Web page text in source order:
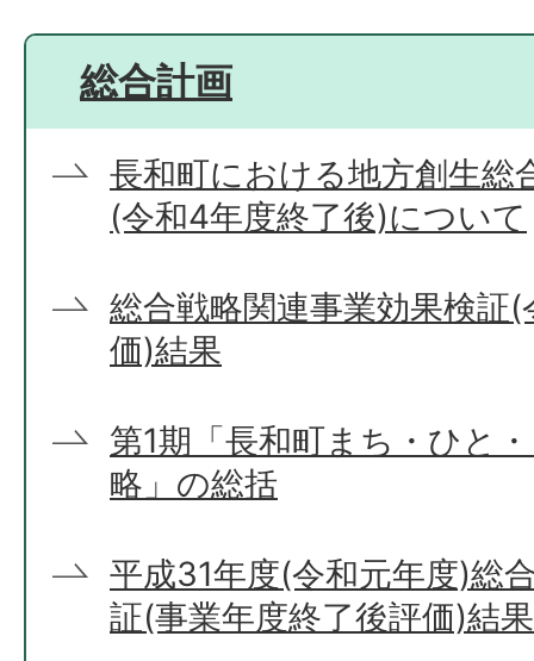
総合計画
長和町における地方創生総
(令和4年度終了後)について
総合戦略関連事業効果検証
価)結果
第1期「長和町まち・ひと
略」の総括
平成31年度(令和元年度)総
証(事業年度終了後評価)結果